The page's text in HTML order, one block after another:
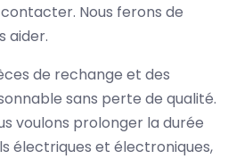
Nous ferons de
aider.
de rechange et des
sans perte de qualité.
voulons prolonger la durée
électriques et électroniques,